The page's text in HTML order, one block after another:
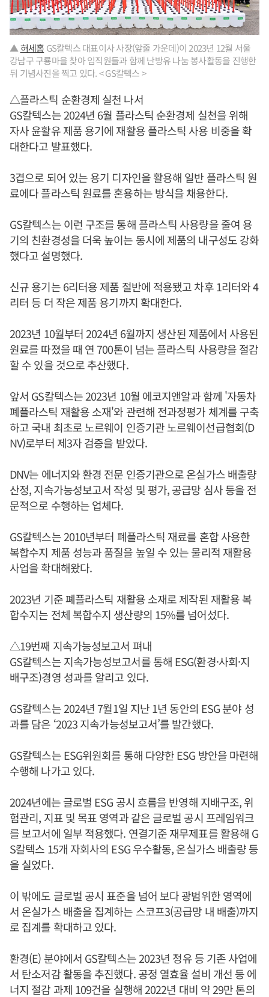
▲허세홍 GS칼텍스 대표이사 사장(앞줄 가운데)이 2023년 12월 서울
강남구 구룡마을 찾아 임직원들과 함께 난방유 나눔 봉사활동을 진행한
뒤 기념사진을 찍고 있다. < GS칼텍스 >
△플라스틱 순환경제 실천 나서
GS칼텍스는 2024년 6월 플라스틱 순환경제 실천을 위해
자사 윤활유 제품 용기에 재활용 플라스틱 사용 비중을 확
대한다고 발표했다.
3겹으로 되어 있는 용기 디자인을 활용해 일반 플라스틱 원
료에다 플라스틱 원료를 혼용하는 방식을 채용한다.
GS칼텍스는 이런 구조를 통해 플라스틱 사용량을 줄여 용
기의 친환경성을 더욱 높이는 동시에 제품의 내구성도 강화
했다고 설명했다.
신규 용기는 6리터용 제품 절반에 적용됐고 차후 1리터와 4
리터 등 더 작은 제품 용기까지 확대한다.
2023년 10월부터 2024년 6월까지 생산된 제품에서 사용된
원료를 따졌을 때 연 700톤이 넘는 플라스틱 사용량을 절감
할 수 있을 것으로 추산했다.
앞서 GS칼텍스는 2023년 10월 에코지앤알과 함께 '자동차
폐플라스틱 재활용 소재'와 관련해 전과정평가 체계를 구축
하고 국내 최초로 노르웨이 인증기관 노르웨이선급협회(D
NV)로부터 제3자 검증을 받았다.
DNV는 에너지와 환경 전문 인증기관으로 온실가스 배출량
산정, 지속가능성보고서 작성 및 평가, 공급망 심사 등을 전
문적으로 수행하는 업체다.
GS칼텍스는 2010년부터 폐플라스틱 재료를 혼합 사용한
복합수지 제품 성능과 품질을 높일 수 있는 물리적 재활용
사업을 확대해왔다.
2023년 기준 폐플라스틱 재활용 소재로 제작된 재활용 복
합수지는 전체 복합수지 생산량의 15%를 넘어섰다.
△19번째 지속가능성보고서 펴내
GS칼텍스는 지속가능성보고서를 통해 ESG(환경·사회·지
배구조)경영 성과를 알리고 있다.
GS칼텍스는 2024년 7월1일 지난 1년 동안의 ESG 분야 성
과를 담은 ‘2023 지속가능성보고서’를 발간했다.
GS칼텍스는 ESG위원회를 통해 다양한 ESG 방안을 마련해
수행해 나가고 있다.
2024년에는 글로벌 ESG 공시 흐름을 반영해 지배구조, 위
험관리, 지표 및 목표 영역과 같은 글로벌 공시 프레임워크
를 보고서에 일부 적용했다. 연결기준 재무제표를 활용해 G
S칼텍스 15개 자회사의 ESG 우수활동, 온실가스 배출량 등
을 실었다.
이 밖에도 글로벌 공시 표준을 넘어 보다 광범위한 영역에
서 온실가스 배출을 집계하는 스코프3(공급망 내 배출)까지
로 집계를 확대하고 있다.
환경(E) 분야에서 GS칼텍스는 2023년 정유 등 기존 사업에
서 탄소저감 활동을 추진했다. 공정 열효율 설비 개선 등 에
너지 절감 과제 109건을 실행해 2022년 대비 약 29만 톤의